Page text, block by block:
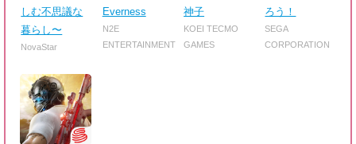
しむ不思議な
暮らし〜
NovaStar
Everness
N2E
ENTERTAINMENT
神子
KOEI TECMO
GAMES
ろう！
SEGA
CORPORATION